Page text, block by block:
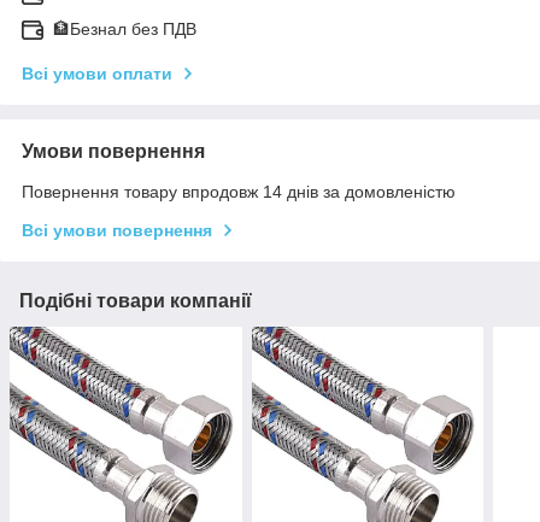
🏦Безнал без ПДВ
Всі умови оплати
Умови повернення
Повернення товару впродовж 14 днів за домовленістю
Всі умови повернення
Подібні товари компанії